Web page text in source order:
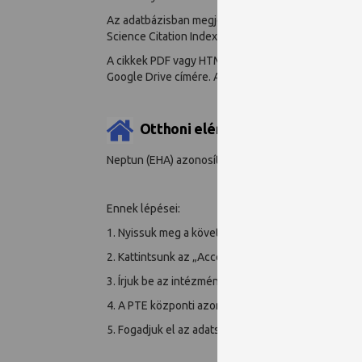
Az adatbázisban megjelenő folyóiratok több mint
Science Citation Index.
A cikkek PDF vagy HTML formátumban
Google Drive címére. A felület számos kereső és
Otthoni elérés
Neptun (EHA) azonosító és jelszó megadásával
Ennek lépései:
1. Nyissuk meg a következő oldalt:
2. Kattintsunk az „Access through your institution”
3. Írjuk be az intézményünk nevét (University of
4. A PTE központi azonosítási oldalon adjuk meg
5. Fogadjuk el az adatszolgáltatást.